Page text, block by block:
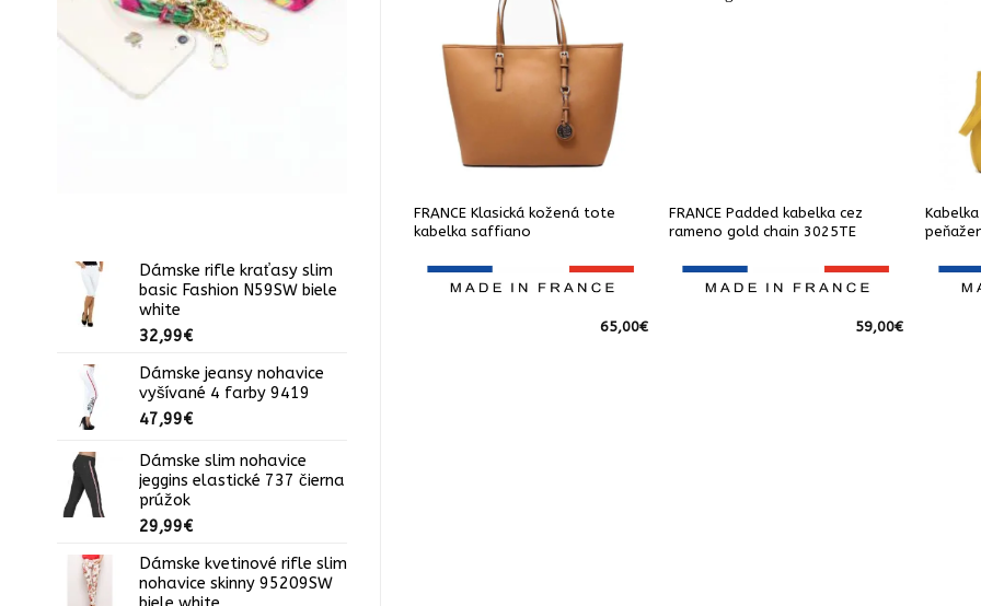
Dámske rifle kraťasy slim
basic Fashion N59SW biele
white
32,99€
Dámske jeansy nohavice
vyšívané 4 farby 9419
47,99€
Dámske slim nohavice
jeggins elastické 737 čierna
prúžok
29,99€
Dámske kvetinové rifle slim
nohavice skinny 95209SW
FRANCE Klasická kožená tote
kabelka saffiano
65,00€
FRANCE Padded kabelka cez
rameno gold chain 3025TE
59,00€
Kabelka
45,00